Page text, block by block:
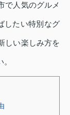
で人気のグルメ
したい特別なグ
しい楽しみ方を